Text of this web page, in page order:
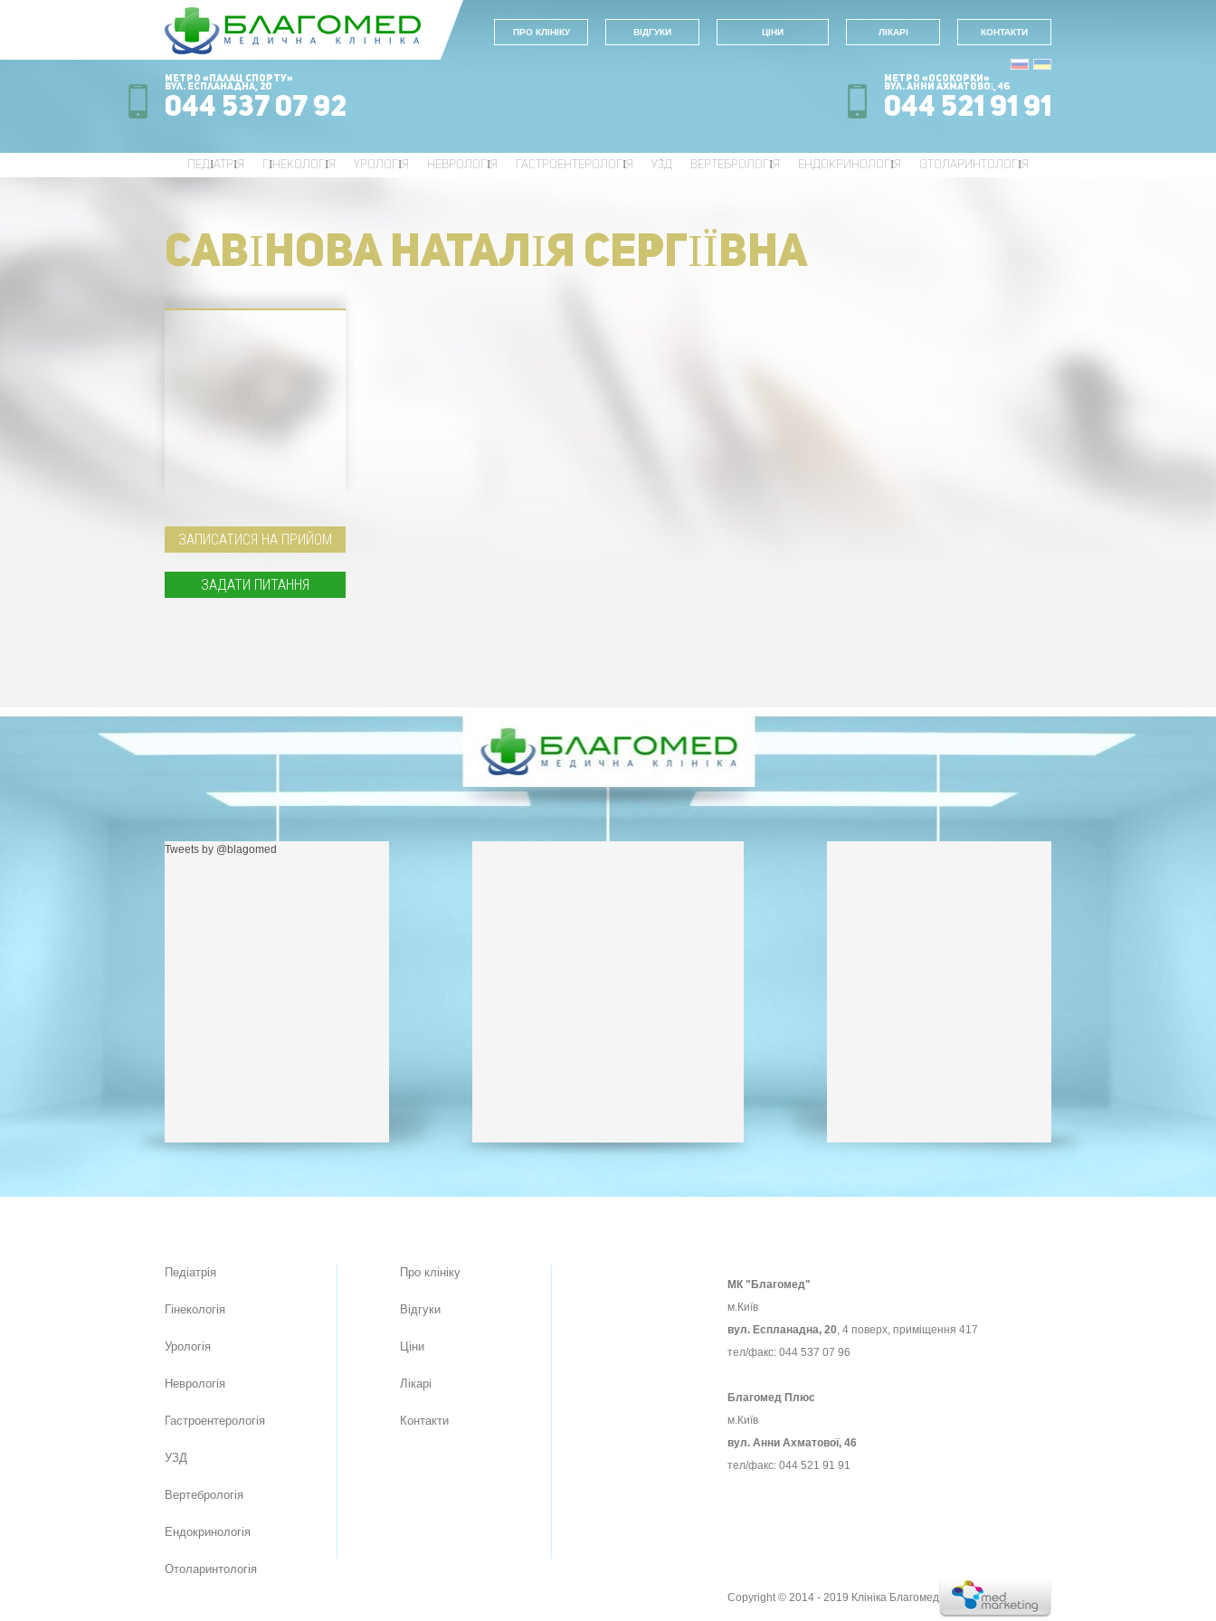
ПРО КЛIНIКУ ВIДГУКИ ЦIНИ ЛІКАРІ КОНТАКТИ
Метро «Осокорки»
вул. Анни Ахматової, 46
044 521 91 91
Метро «Палац Спорту»
вул. Еспланадна, 20
044 537 07 92
ПЕДІАТРІЯ ГІНЕКОЛОГІЯ УРОЛОГІЯ НЕВРОЛОГІЯ ГАСТРОЕНТЕРОЛОГІЯ УЗД ВЕРТЕБРОЛОГІЯ ЕНДОКРИНОЛОГІЯ ОТОЛАРИНТОЛОГІЯ
САВІНОВА НАТАЛІЯ СЕРГІЇВНА
ЗАПИСАТИСЯ НА ПРИЙОМ
ЗАДАТИ ПИТАННЯ
Tweets by @blagomed
Педіатрія
Гінекологія
Урологія
Неврологія
Гастроентерологія
УЗД
Вертебрологія
Ендокринологія
Отоларинтологія
Про клiнiку
Вiдгуки
Цiни
Лікарі
Контакти
МК "Благомед"
м.Київ
вул. Еспланадна, 20, 4 поверх, приміщення 417
тел/факс: 044 537 07 96
Благомед Плюс
м.Київ
вул. Анни Ахматової, 46
тел/факс: 044 521 91 91
Copyright © 2014 - 2019 Клініка Благомед